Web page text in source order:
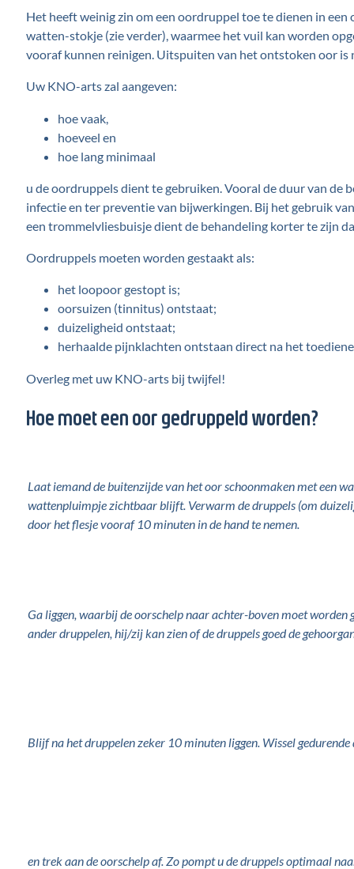
Het heeft weinig zin om een oordruppel toe te dienen in
watten-stokje (zie verder), waarmee het vuil kan worden
vooraf kunnen reinigen. Uitspuiten van het ontstoken oor is
Uw KNO-arts zal aangeven:
hoe vaak,
hoeveel en
hoe lang minimaal
u de oordruppels dient te gebruiken. Vooral de duur van de
infectie en ter preventie van bijwerkingen. Bij het gebruik
een trommelvliesbuisje dient de behandeling korter te zijn
Oordruppels moeten worden gestaakt als:
het loopoor gestopt is;
oorsuizen (tinnitus) ontstaat;
duizeligheid ontstaat;
herhaalde pijnklachten ontstaan direct na het
Overleg met uw KNO-arts bij twijfel!
Hoe moet een oor gedruppeld worden?
Laat iemand de buitenzijde van het oor schoonmaken met een
wattenpluimpje zichtbaar blijft. Verwarm de druppels (om
door het flesje vooraf 10 minuten in de hand te nemen.
Ga liggen, waarbij de oorschelp naar achter-boven moet worden
ander druppelen, hij/zij kan zien of de druppels goed de
Blijf na het druppelen zeker 10 minuten liggen. Wissel
en trek aan de oorschelp af. Zo pompt u de druppels optimaal